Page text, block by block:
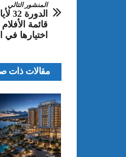
المنشور التالي
قائمة
اختيارها
مقالات ذات
عبد